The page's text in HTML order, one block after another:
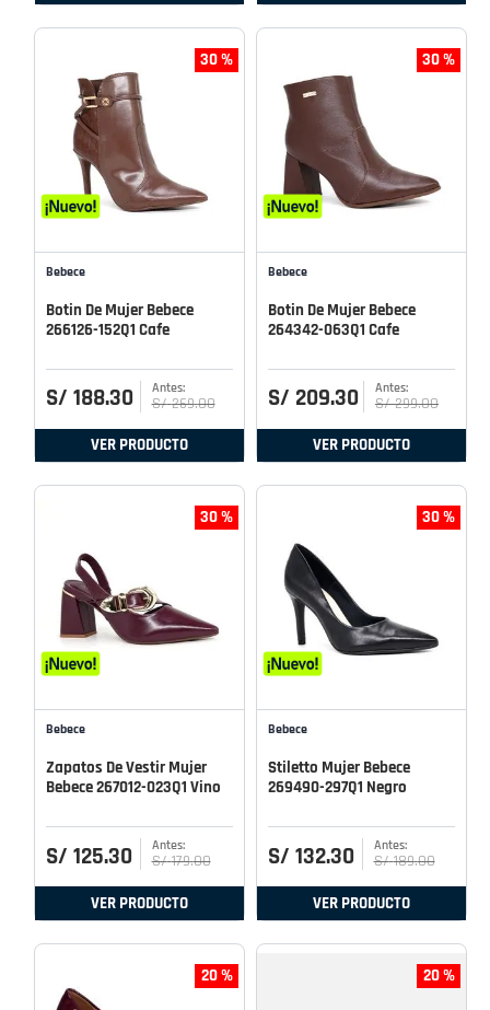
30 %
Bebece
Botin De Mujer Bebece
266126-152Q1 Cafe
S/ 188.30 S/ 269.00
VER PRODUCTO
30 %
Bebece
Botin De Mujer Bebece
264342-063Q1 Cafe
S/ 209.30 S/ 299.00
VER PRODUCTO
30 %
Bebece
Zapatos De Vestir Mujer
Bebece 267012-023Q1 Vino
S/ 125.30 S/ 179.00
VER PRODUCTO
30 %
Bebece
Stiletto Mujer Bebece
269490-297Q1 Negro
S/ 132.30 S/ 189.00
VER PRODUCTO
20 % 20 %